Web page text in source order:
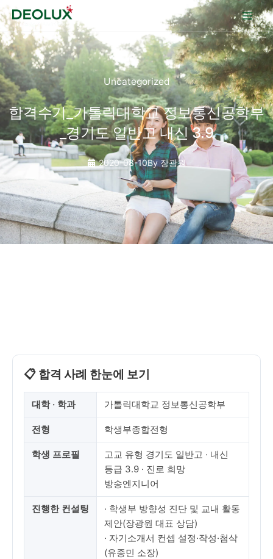
콘텐츠로
건너뛰기
Uncategorized
합격수기_가톨릭대학교 정보통신공학부
_경기도 일반고 내신 3.9
2020-08-10By장광원
📋 합격 사례 한눈에 보기
대학 · 학과 가톨릭대학교 정보통신공학부
전형 학생부종합전형
학생 프로필
고교 유형 경기도 일반고 · 내신
등급 3.9 · 진로 희망
방송엔지니어
진행한 컨설팅
· 학생부 방향성 진단 및 교내 활동
제안(장광원 대표 상담)
· 자기소개서 컨셉 설정·작성·첨삭
(유종민 소장)